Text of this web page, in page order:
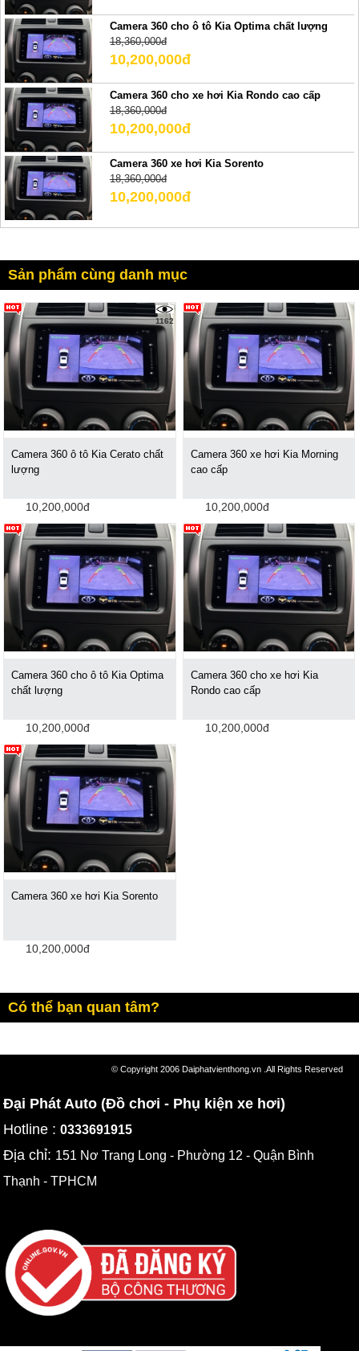
Camera 360 cho ô tô Kia Optima chất lượng
18,360,000đ
10,200,000đ
Camera 360 cho xe hơi Kia Rondo cao cấp
18,360,000đ
10,200,000đ
Camera 360 xe hơi Kia Sorento
18,360,000đ
10,200,000đ
Sản phẩm cùng danh mục
1162
Camera 360 ô tô Kia Cerato chất
lượng
10,200,000đ
Camera 360 xe hơi Kia Morning
cao cấp
10,200,000đ
Camera 360 cho ô tô Kia Optima
chất lượng
10,200,000đ
Camera 360 cho xe hơi Kia
Rondo cao cấp
10,200,000đ
Camera 360 xe hơi Kia Sorento
10,200,000đ
Có thể bạn quan tâm?
© Copyright 2006 Daiphatvienthong.vn .All Rights Reserved
Đại Phát Auto (Đồ chơi - Phụ kiện xe hơi)
Hotline :0333691915
Địa chỉ: 151 Nơ Trang Long - Phường 12 - Quận Bình
Thạnh - TPHCM